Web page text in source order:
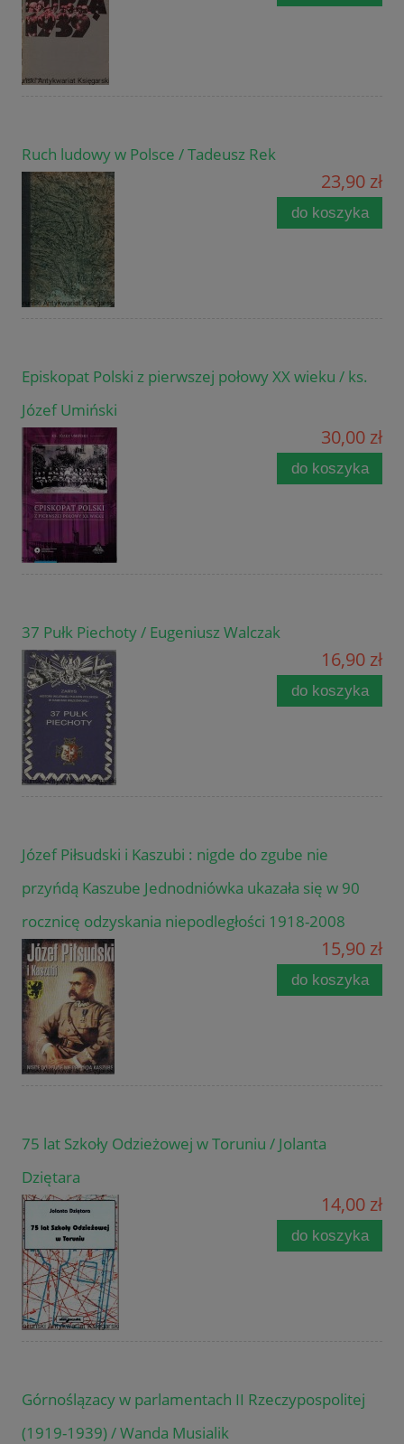
Ruch ludowy w Polsce / Tadeusz Rek
23,90 zł
do koszyka
Episkopat Polski z pierwszej połowy XX wieku / ks.
Józef Umiński
30,00 zł
do koszyka
37 Pułk Piechoty / Eugeniusz Walczak
16,90 zł
do koszyka
Józef Piłsudski i Kaszubi : nigde do zgube nie
przyńdą Kaszube Jednodniówka ukazała się w 90
rocznicę odzyskania niepodległości 1918-2008
15,90 zł
do koszyka
75 lat Szkoły Odzieżowej w Toruniu / Jolanta
Dziętara
14,00 zł
do koszyka
Górnoślązacy w parlamentach II Rzeczypospolitej
(1919-1939) / Wanda Musialik